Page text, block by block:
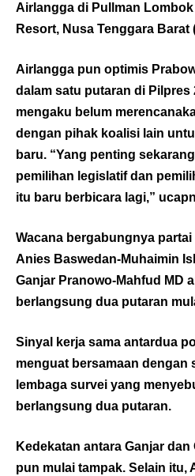
Airlangga di Pullman
Resort, Nusa Tenggara Barat
Airlangga pun optimis
dalam satu putaran di Pilpres
mengaku belum
dengan pihak koalisi lain
baru. “Yang penting
pemilihan legislatif dan
itu baru berbicara lagi,”
Wacana bergabungnya
Anies Baswedan-Muhaimin
Ganjar Pranowo-Mahfud MD
berlangsung dua putaran
Sinyal kerja sama antardua
menguat bersamaan dengan
lembaga survei yang
berlangsung dua putaran.
Kedekatan antara Ganjar
pun mulai tampak. Selain itu,